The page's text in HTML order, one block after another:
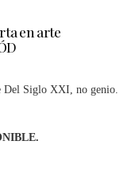
en arte
Siglo XXI, no genio.